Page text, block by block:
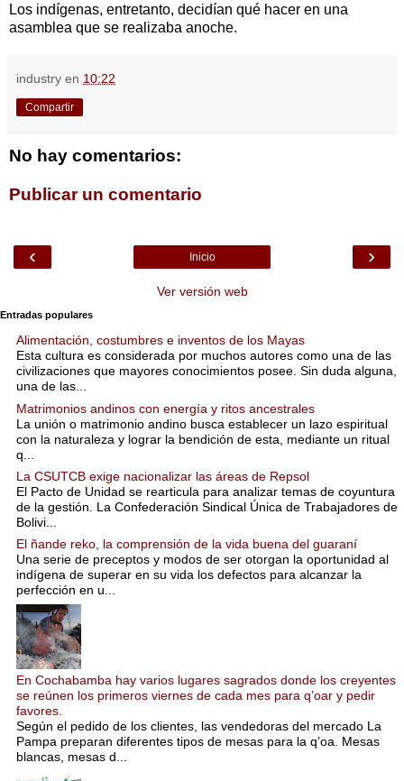
Los indígenas, entretanto, decidían qué hacer en una
asamblea que se realizaba anoche.
industry en 10:22
Compartir
No hay comentarios:
Publicar un comentario
‹ ›
Inicio
Ver versión web
Entradas populares
Alimentación, costumbres e inventos de los Mayas
Esta cultura es considerada por muchos autores como una de las
civilizaciones que mayores conocimientos posee. Sin duda alguna,
una de las...
Matrimonios andinos con energía y ritos ancestrales
La unión o matrimonio andino busca establecer un lazo espiritual
con la naturaleza y lograr la bendición de esta, mediante un ritual
q...
La CSUTCB exige nacionalizar las áreas de Repsol
El Pacto de Unidad se rearticula para analizar temas de coyuntura
de la gestión. La Confederación Sindical Única de Trabajadores de
Bolivi...
El ñande reko, la comprensión de la vida buena del guaraní
Una serie de preceptos y modos de ser otorgan la oportunidad al
indígena de superar en su vida los defectos para alcanzar la
perfección en u...
En Cochabamba hay varios lugares sagrados donde los creyentes
se reúnen los primeros viernes de cada mes para q’oar y pedir
favores.
Según el pedido de los clientes, las vendedoras del mercado La
Pampa preparan diferentes tipos de mesas para la q’oa. Mesas
blancas, mesas d...